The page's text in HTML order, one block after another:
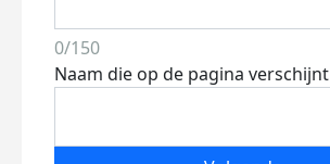
0/150
Naam die op de pagina verschijnt